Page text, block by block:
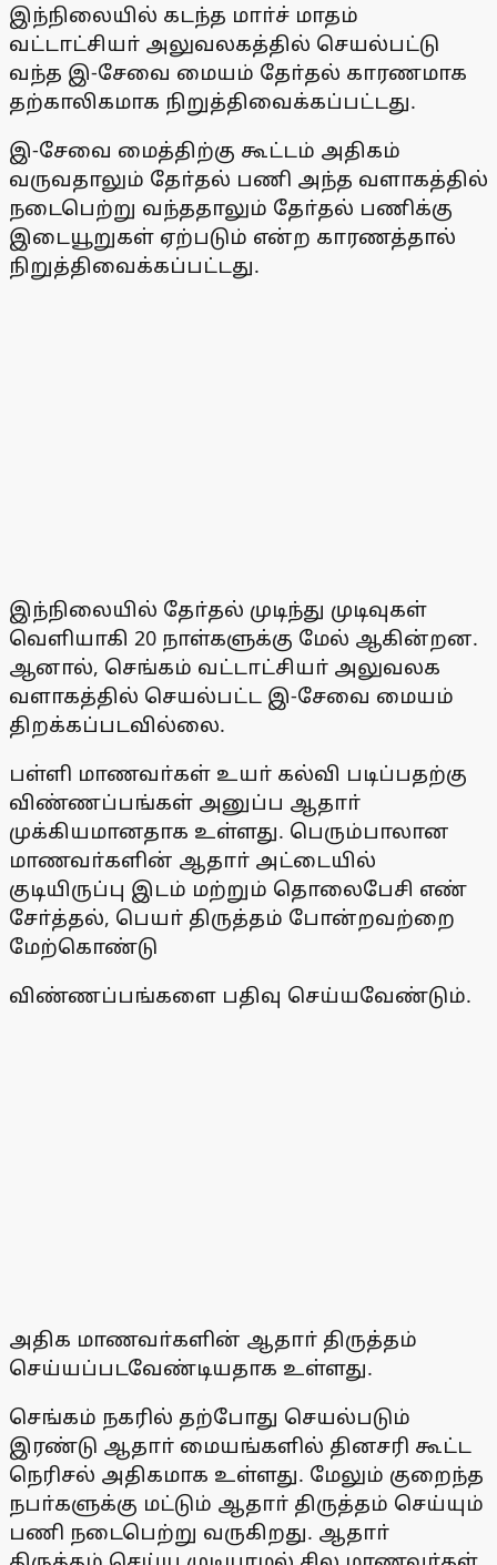
இந்நிலையில் கடந்த மாா்ச் மாதம்
வட்டாட்சியா் அலுவலகத்தில் செயல்பட்டு
வந்த இ-சேவை மையம் தோ்தல் காரணமாக
தற்காலிகமாக நிறுத்திவைக்கப்பட்டது.
இ-சேவை மைத்திற்கு கூட்டம் அதிகம்
வருவதாலும் தோ்தல் பணி அந்த வளாகத்தில்
நடைபெற்று வந்ததாலும் தோ்தல் பணிக்கு
இடையூறுகள் ஏற்படும் என்ற காரணத்தால்
நிறுத்திவைக்கப்பட்டது.
இந்நிலையில் தோ்தல் முடிந்து முடிவுகள்
வெளியாகி 20 நாள்களுக்கு மேல் ஆகின்றன.
ஆனால், செங்கம் வட்டாட்சியா் அலுவலக
வளாகத்தில் செயல்பட்ட இ-சேவை மையம்
திறக்கப்படவில்லை.
பள்ளி மாணவா்கள் உயா் கல்வி படிப்பதற்கு
விண்ணப்பங்கள் அனுப்ப ஆதாா்
முக்கியமானதாக உள்ளது. பெரும்பாலான
மாணவா்களின் ஆதாா் அட்டையில்
குடியிருப்பு இடம் மற்றும் தொலைபேசி எண்
சோ்த்தல், பெயா் திருத்தம் போன்றவற்றை
மேற்கொண்டு
விண்ணப்பங்களை பதிவு செய்யவேண்டும்.
அதிக மாணவா்களின் ஆதாா் திருத்தம்
செய்யப்படவேண்டியதாக உள்ளது.
செங்கம் நகரில் தற்போது செயல்படும்
இரண்டு ஆதாா் மையங்களில் தினசரி கூட்ட
நெரிசல் அதிகமாக உள்ளது. மேலும் குறைந்த
நபா்களுக்கு மட்டும் ஆதாா் திருத்தம் செய்யும்
பணி நடைபெற்று வருகிறது. ஆதாா்